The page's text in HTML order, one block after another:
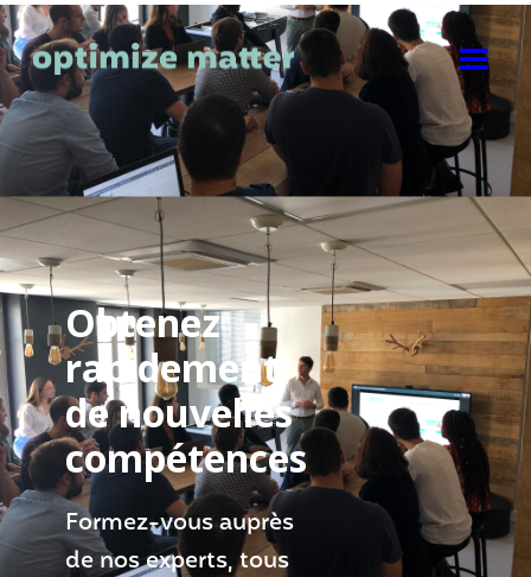
Obtenez
rapidement
de nouvelles
compétences
Formez-vous auprès
de nos experts, tous